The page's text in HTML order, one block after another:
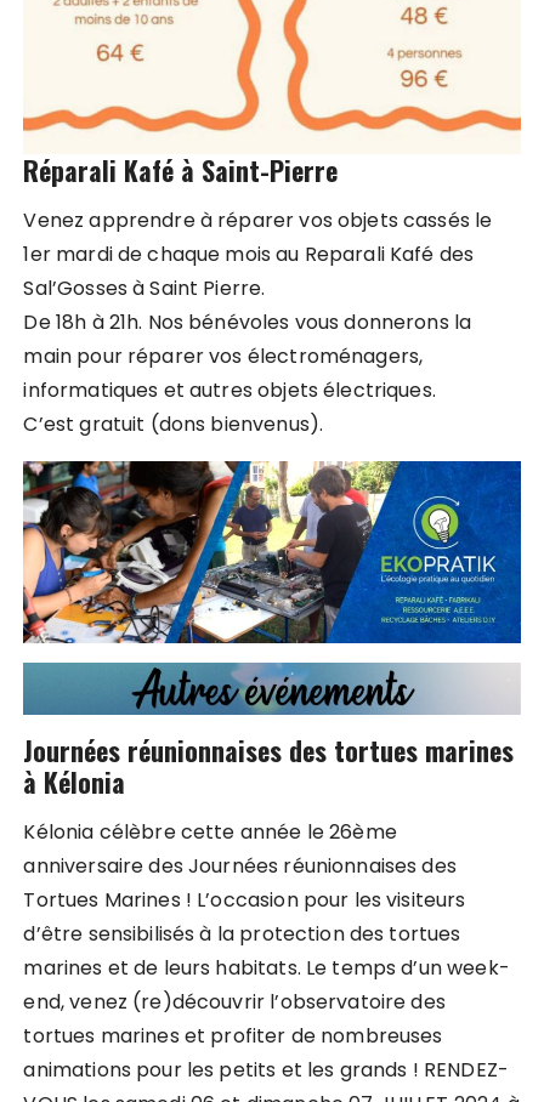
Réparali Kafé à Saint-Pierre
Venez apprendre à réparer vos objets cassés le
1er mardi de chaque mois au Reparali Kafé des
Sal’Gosses à Saint Pierre.
De 18h à 21h. Nos bénévoles vous donnerons la
main pour réparer vos électroménagers,
informatiques et autres objets électriques.
C’est gratuit (dons bienvenus).
Journées réunionnaises des tortues marines
à Kélonia
Kélonia célèbre cette année le 26ème
anniversaire des Journées réunionnaises des
Tortues Marines ! L’occasion pour les visiteurs
d’être sensibilisés à la protection des tortues
marines et de leurs habitats. Le temps d’un week-
end, venez (re)découvrir l’observatoire des
tortues marines et profiter de nombreuses
animations pour les petits et les grands ! RENDEZ-